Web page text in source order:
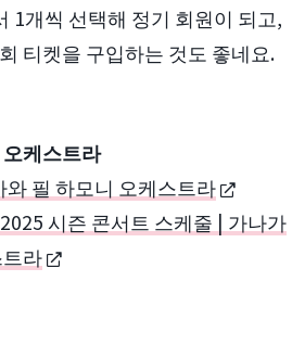
1개씩 선택해 정기 회원이 되고,
티켓을 구입하는 것도 좋네요.
케스트라
와 필 하모니 오케스트라
시즌 콘서트 스케줄 | 가나가
라